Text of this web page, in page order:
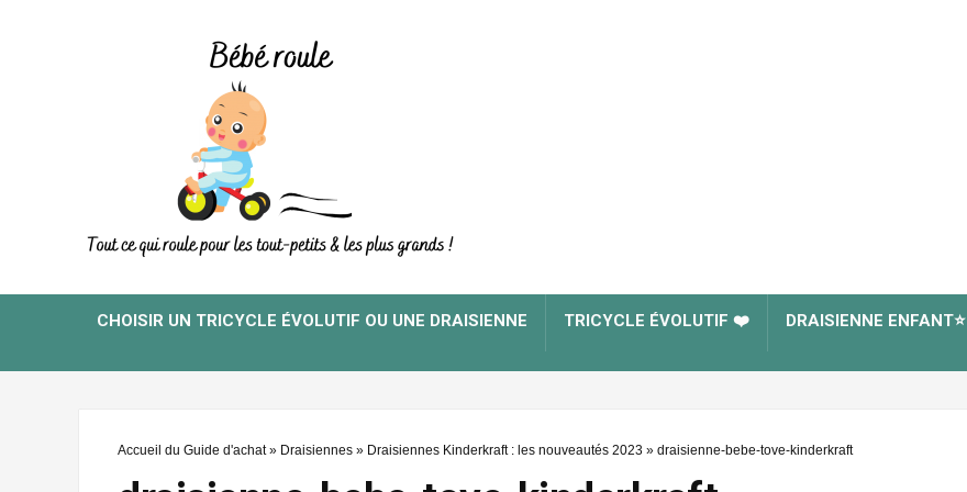
CHOISIR UN TRICYCLE ÉVOLUTIF OU UNE DRAISIENNE TRICYCLE ÉVOLUTIF ❤️ DRAISIENNE ENFANT⭐
Accueil du Guide d'achat» Draisiennes » Draisiennes Kinderkraft : les nouveautés 2023 » draisienne-bebe-tove-kinderkraft